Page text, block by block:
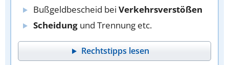
Bußgeldbescheid bei Verkehrsverstößen
Scheidung und Trennung etc.
Rechtstipps lesen